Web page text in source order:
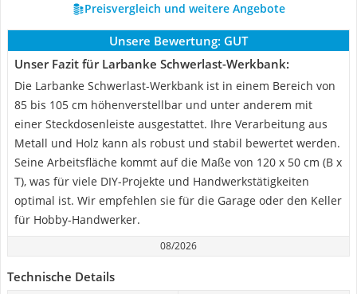
Preisvergleich und weitere Angebote
Unsere Bewertung: GUT
Unser Fazit für Larbanke Schwerlast-Werkbank:
Die Larbanke Schwerlast-Werkbank ist in einem Bereich von
85 bis 105 cm höhenverstellbar und unter anderem mit
einer Steckdosenleiste ausgestattet. Ihre Verarbeitung aus
Metall und Holz kann als robust und stabil bewertet werden.
Seine Arbeitsfläche kommt auf die Maße von 120 x 50 cm (B x
T), was für viele DIY-Projekte und Handwerkstätigkeiten
optimal ist. Wir empfehlen sie für die Garage oder den Keller
für Hobby-Handwerker.
08/2026
Technische Details